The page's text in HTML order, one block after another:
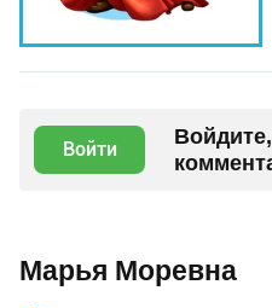
Войти
Марья Моревна